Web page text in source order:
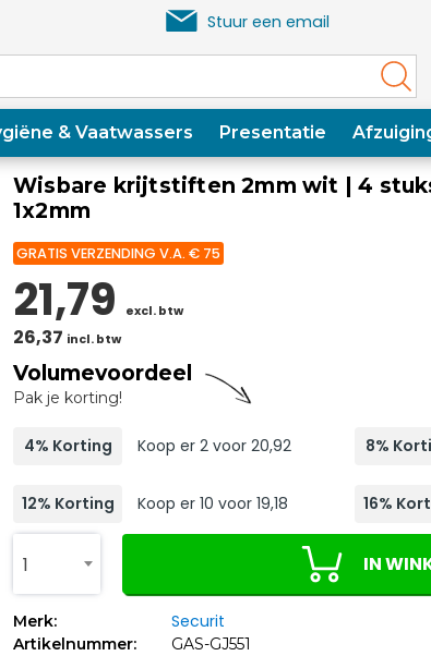
Stuur een email
& Vaatwassers Presentatie
Wisbare krijtstiften 2mm wit | 4
1x2mm
GRATIS VERZENDING V.A. € 75
21,79 excl. btw
26,37 incl. btw
Volumevoordeel
Pak je korting!
4% Korting Koop er 2 voor 20,92 8%
12% Korting Koop er 10 voor 19,18 16%
1 IN
Merk: Securit
Artikelnummer:
GAS-GJ551